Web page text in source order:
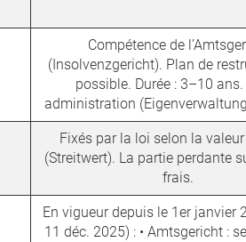
Compétence de
(Insolvenzgericht). Plan de
possible. Durée : 3–10
administration
Fixés par la loi selon la
(Streitwert). La partie perdante
frais.
En vigueur depuis le 1er janvier
11 déc. 2025) : • Amtsgericht :